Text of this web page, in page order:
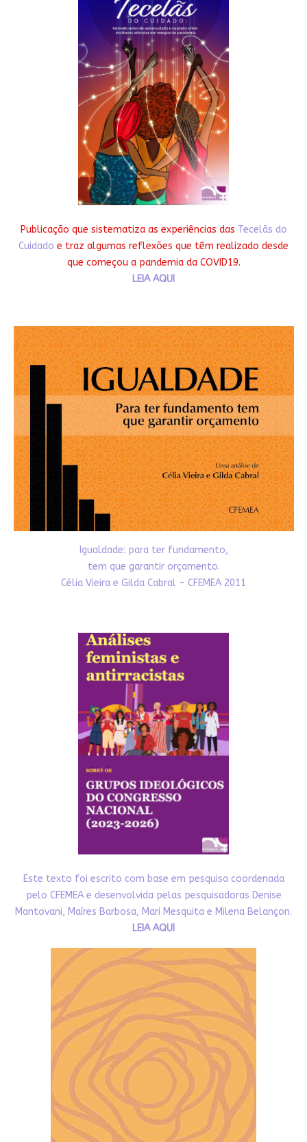
Publicação que sistematiza as experiências das Tecelãs do
Cuidado e traz algumas reflexões que têm realizado desde
que começou a pandemia da COVID19.
LEIA AQUI
Igualdade: para ter fundamento,
tem que garantir orçamento.
Célia Vieira e Gilda Cabral - CFEMEA 2011
Este texto foi escrito com base em pesquisa coordenada
pelo CFEMEA e desenvolvida pelas pesquisadoras Denise
Mantovani, Maíres Barbosa, Mari Mesquita e Milena Belançon.
LEIA AQUI